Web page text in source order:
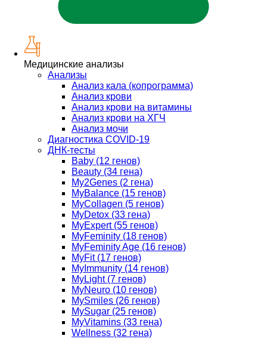
Медицинские анализы
Анализы
Анализ кала (копрограмма)
Анализ крови
Анализ крови на витамины
Анализ крови на ХГЧ
Анализ мочи
Диагностика COVID-19
ДНК-тесты
Baby (12 генов)
Beauty (34 гена)
My2Genes (2 гена)
MyBalance (15 генов)
MyCollagen (5 генов)
MyDetox (33 гена)
MyExpert (55 генов)
MyFeminity (18 генов)
MyFeminity Age (16 генов)
MyFit (17 генов)
MyImmunity (14 генов)
MyLight (7 генов)
MyNeuro (10 генов)
MySmiles (26 генов)
MySugar (25 генов)
MyVitamins (33 гена)
Wellness (32 гена)